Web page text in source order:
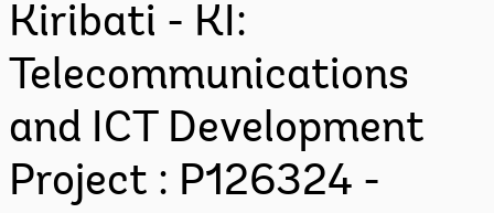
Kiribati - KI:
Telecommunications
and ICT Development
Project : P126324 -